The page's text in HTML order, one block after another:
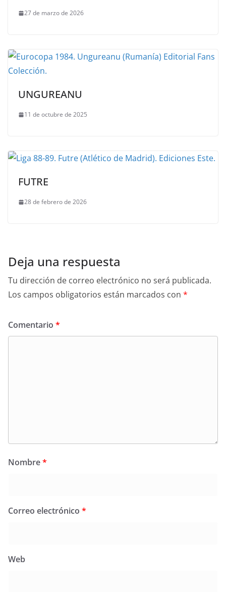
27 de marzo de 2026
UNGUREANU
11 de octubre de 2025
FUTRE
28 de febrero de 2026
Deja una respuesta
Tu dirección de correo electrónico no será publicada.
Los campos obligatorios están marcados con *
Comentario *
Nombre*
Correo electrónico *
Web